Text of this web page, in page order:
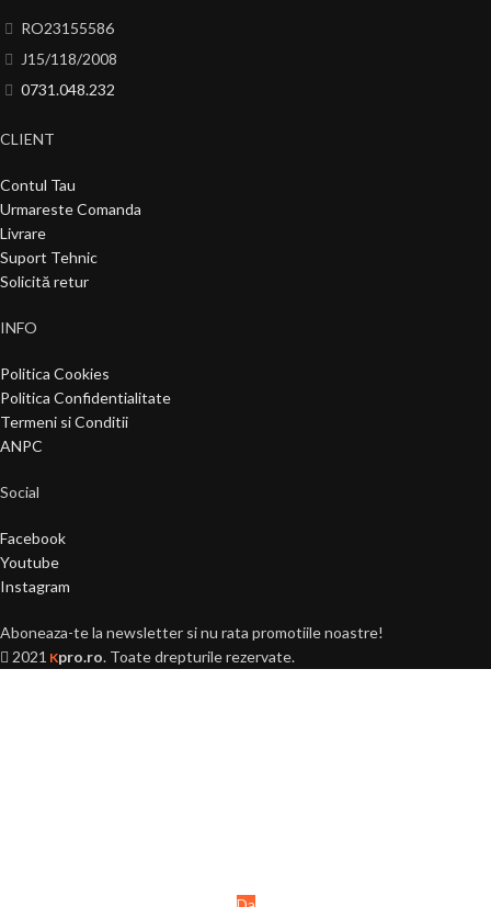
RO23155586
J15/118/2008
0731.048.232
CLIENT
Contul Tau
Urmareste Comanda
Livrare
Suport Tehnic
Solicită retur
INFO
Politica Cookies
Politica Confidentialitate
Termeni si Conditii
ANPC
Social
Facebook
Youtube
Instagram
Aboneaza-te la newsletter si nu rata promotiile noastre!
2021 Kpro.ro. Toate drepturile rezervate.